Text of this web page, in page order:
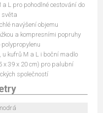
L pro pohodlné cestování do
světa
navýšení objemu
a kompresními popruhy
polypropylenu
kufrů M a L i boční madlo
x 39 x 20 cm) pro palubní
společností